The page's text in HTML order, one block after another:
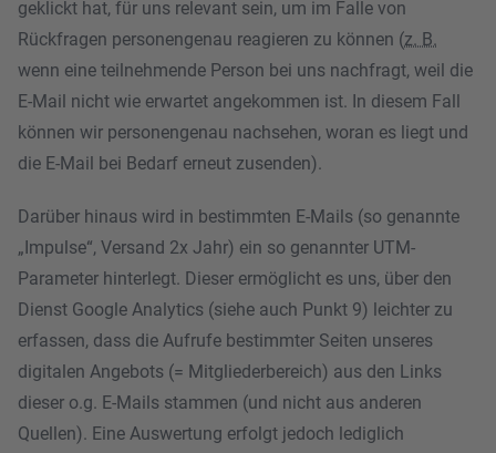
geklickt hat, für uns relevant sein, um im Falle von
Rückfragen personengenau reagieren zu können (z. B.
wenn eine teilnehmende Person bei uns nachfragt, weil die
E-Mail nicht wie erwartet angekommen ist. In diesem Fall
können wir personengenau nachsehen, woran es liegt und
die E-Mail bei Bedarf erneut zusenden).
Darüber hinaus wird in bestimmten E-Mails (so genannte
„Impulse“, Versand 2x Jahr) ein so genannter UTM-
Parameter hinterlegt. Dieser ermöglicht es uns, über den
Dienst Google Analytics (siehe auch Punkt 9) leichter zu
erfassen, dass die Aufrufe bestimmter Seiten unseres
digitalen Angebots (= Mitgliederbereich) aus den Links
dieser o.g. E-Mails stammen (und nicht aus anderen
Quellen). Eine Auswertung erfolgt jedoch lediglich